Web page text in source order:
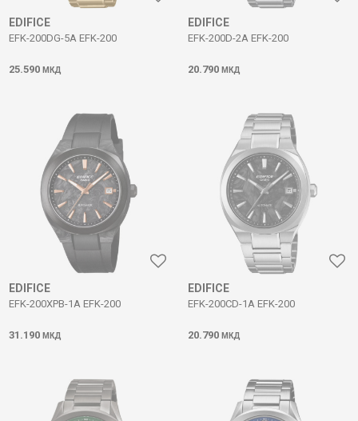
EDIFICE
EFK-200DG-5A EFK-200
25.590 МКД
EDIFICE
EFK-200D-2A EFK-200
20.790 МКД
EDIFICE
EFK-200XPB-1A EFK-200
31.190 МКД
EDIFICE
EFK-200CD-1A EFK-200
20.790 МКД